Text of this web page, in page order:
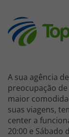
A sua agência
preocupação
maior
suas viagens,
center a
20:00 e Sábado